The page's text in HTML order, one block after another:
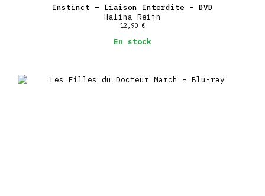
Instinct – Liaison Interdite – DVD
Halina Reijn
12,90 €
En stock